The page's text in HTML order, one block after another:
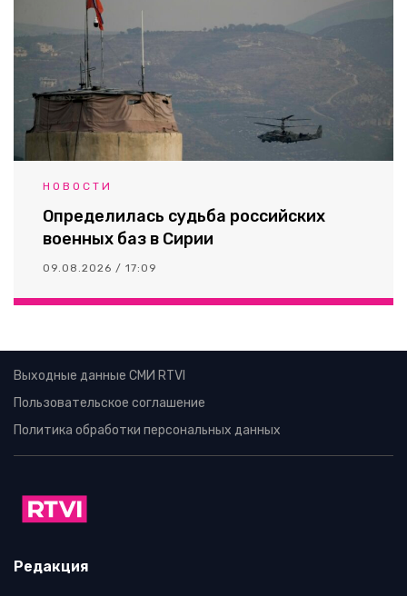
НОВОСТИ
Определилась судьба российских
военных баз в Сирии
09.08.2026 / 17:09
Выходные данные СМИ RTVI
Пользовательское соглашение
Политика обработки персональных данных
Редакция